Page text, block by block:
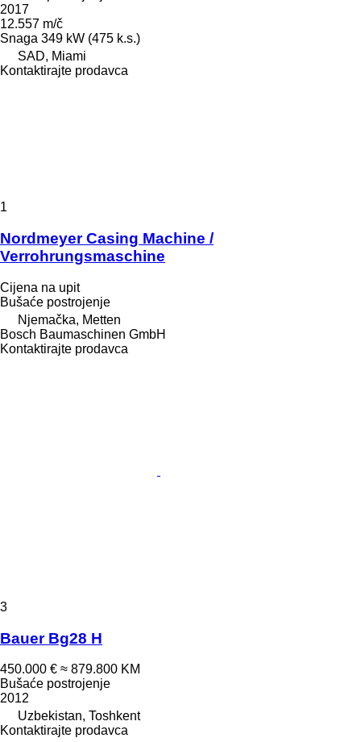
2017
12.557 m/č
Snaga 349 kW (475 k.s.)
SAD, Miami
Kontaktirajte prodavca
1
Nordmeyer Casing Machine /
Verrohrungsmaschine
Cijena na upit
Bušaće postrojenje
Njemačka, Metten
Bosch Baumaschinen GmbH
Kontaktirajte prodavca
3
Bauer Bg28 H
450.000 € ≈ 879.800 KM
Bušaće postrojenje
2012
Uzbekistan, Toshkent
Kontaktirajte prodavca